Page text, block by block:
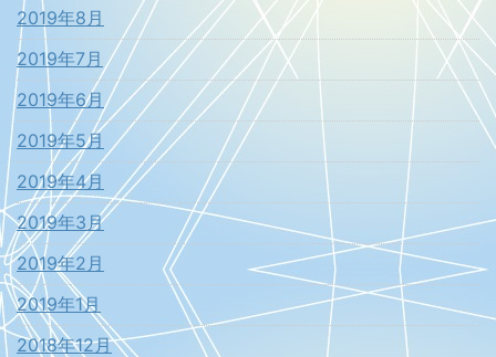
2019年8月
2019年7月
2019年6月
2019年5月
2019年4月
2019年3月
2019年2月
2019年1月
2018年12月